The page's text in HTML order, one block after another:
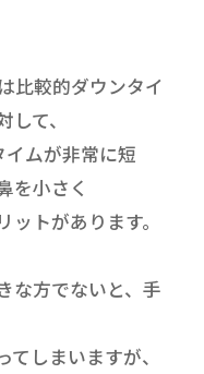
比較的ダウンタイ
て、
ムが非常に短
を小さく
トがあります。
な方でないと、手
しまいますが、